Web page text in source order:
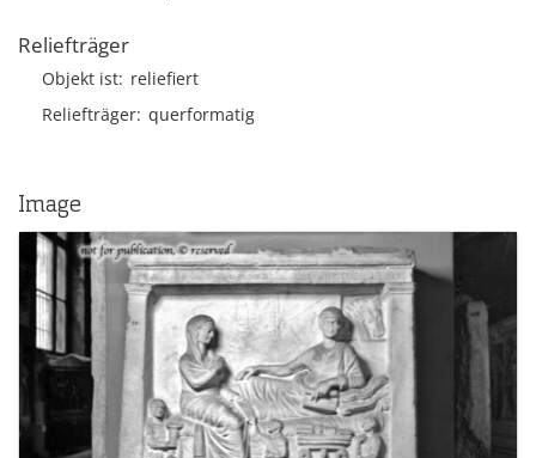
Reliefträger
Objekt ist reliefiert
Reliefträger querformatig
Image